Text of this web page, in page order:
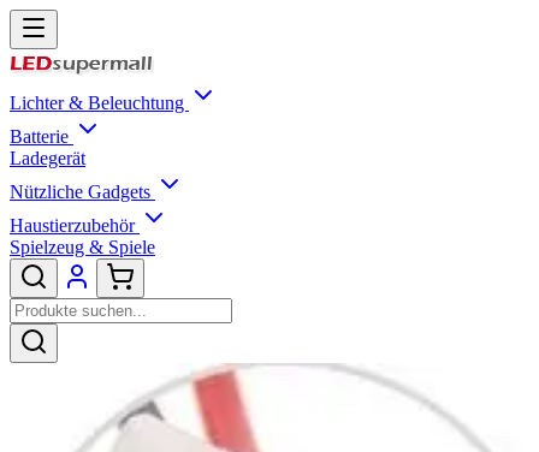
Lichter & Beleuchtung
Batterie
Ladegerät
Nützliche Gadgets
Haustierzubehör
Spielzeug & Spiele